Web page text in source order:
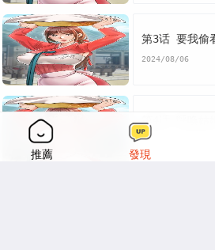
第3话 要我偷
2024/08/06
第4话 呼唤姑
2024/08/06
推薦 發現